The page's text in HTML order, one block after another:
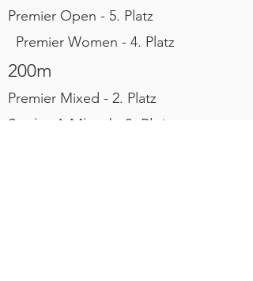
Premier Open - 5. Platz
Premier Women - 4. Platz
200m
Premier Mixed - 2. Platz
Senior A Mixed - 3. Platz